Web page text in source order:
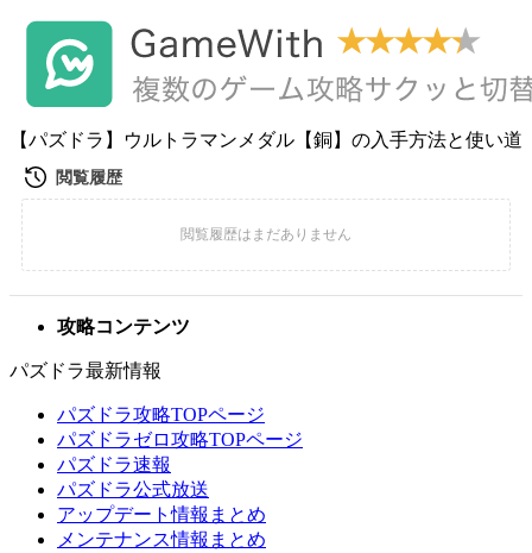
【パズドラ】ウルトラマンメダル【銅】の入手方法と使い道
攻略コンテンツ
パズドラ最新情報
パズドラ攻略TOPページ
パズドラゼロ攻略TOPページ
パズドラ速報
パズドラ公式放送
アップデート情報まとめ
メンテナンス情報まとめ